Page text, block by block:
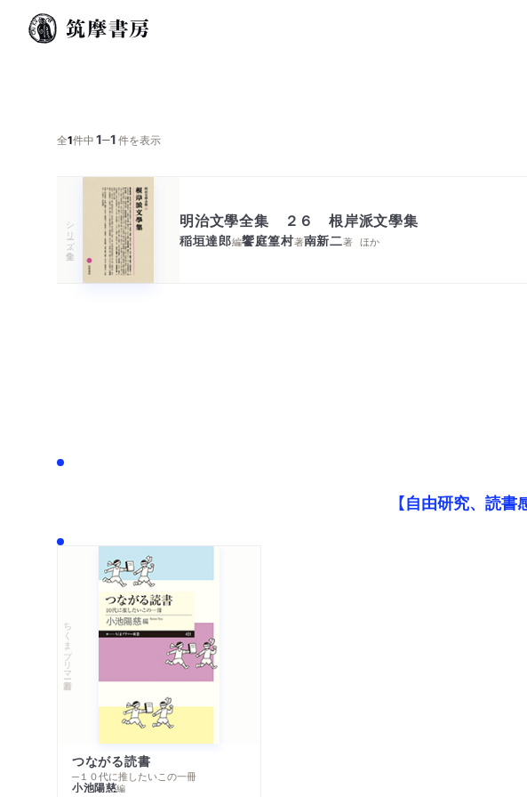
全1件中1─1件を表示
シリーズ・全集 明治文學全集 ２６ 根岸派文學集
稲垣達郎編饗庭篁村著南新二著 ほか
【自由研究、読
ちくまプリマー新書
つながる読書
─１０代に推したいこの一冊
小池陽慈編